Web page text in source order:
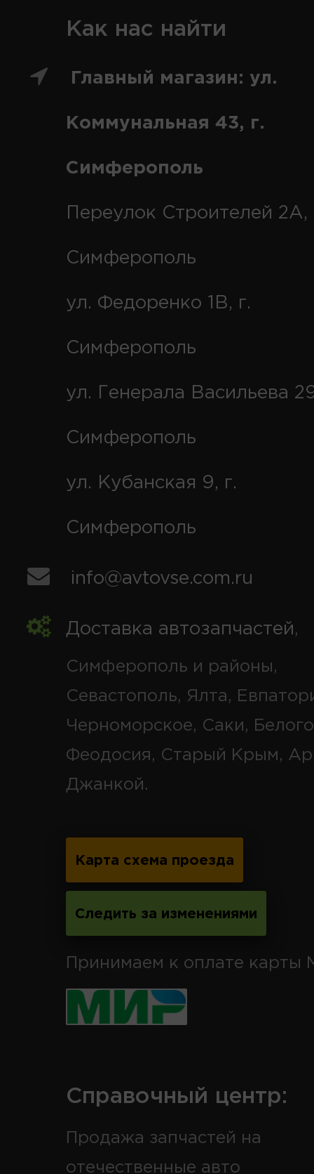
Как нас найти
Главный магазин: ул.
Коммунальная 43, г.
Симферополь
Переулок Строителей 2А,
Симферополь
ул. Федоренко 1В, г.
Симферополь
ул. Генерала Васильева
Симферополь
ул. Кубанская 9, г.
Симферополь
info@avtovse.com.ru
Доставка автозапчастей,
Симферополь и районы,
Севастополь, Ялта,
Черноморское, Саки,
Феодосия, Старый Крым,
Джанкой.
Карта схема проезда
Следить за изменениями
Принимаем к оплате карты
Справочный центр:
Продажа запчастей на
отечественные авто